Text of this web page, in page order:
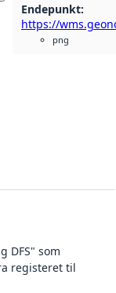
Endepunkt:
png
DFS" som
registeret til